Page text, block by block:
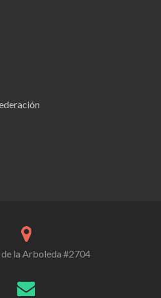
de la Arboleda #2704